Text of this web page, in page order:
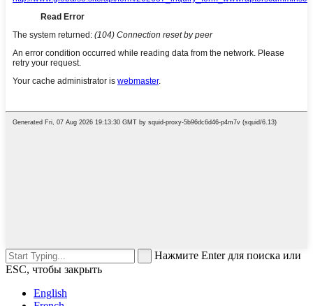
Нажмите Enter для поиска или
ESC, чтобы закрыть
English